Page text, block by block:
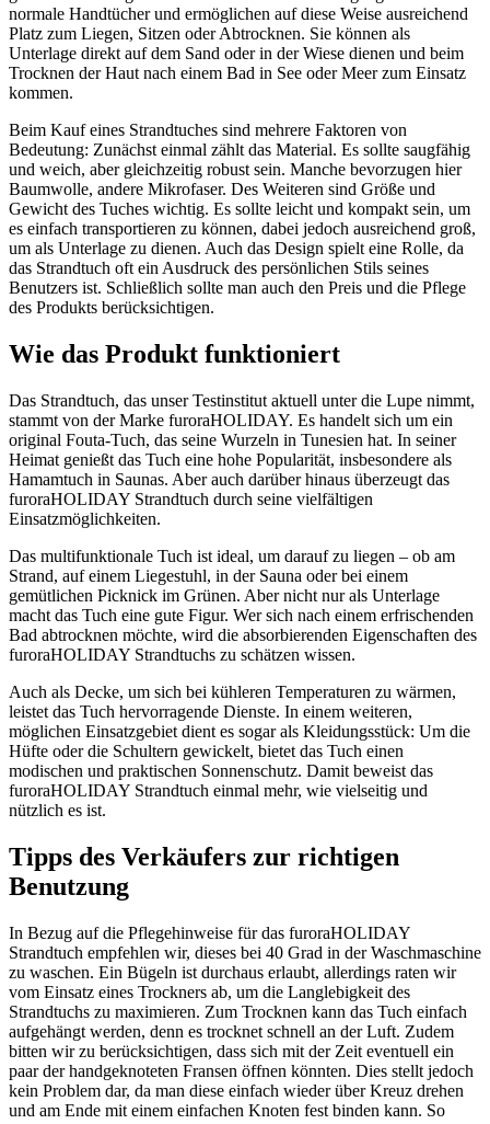
normale Handtücher und ermöglichen auf diese Weise ausreichend
Platz zum Liegen, Sitzen oder Abtrocknen. Sie können als
Unterlage direkt auf dem Sand oder in der Wiese dienen und beim
Trocknen der Haut nach einem Bad in See oder Meer zum Einsatz
kommen.
Beim Kauf eines Strandtuches sind mehrere Faktoren von
Bedeutung: Zunächst einmal zählt das Material. Es sollte saugfähig
und weich, aber gleichzeitig robust sein. Manche bevorzugen hier
Baumwolle, andere Mikrofaser. Des Weiteren sind Größe und
Gewicht des Tuches wichtig. Es sollte leicht und kompakt sein, um
es einfach transportieren zu können, dabei jedoch ausreichend groß,
um als Unterlage zu dienen. Auch das Design spielt eine Rolle, da
das Strandtuch oft ein Ausdruck des persönlichen Stils seines
Benutzers ist. Schließlich sollte man auch den Preis und die Pflege
des Produkts berücksichtigen.
Wie das Produkt funktioniert
Das Strandtuch, das unser Testinstitut aktuell unter die Lupe nimmt,
stammt von der Marke furoraHOLIDAY. Es handelt sich um ein
original Fouta-Tuch, das seine Wurzeln in Tunesien hat. In seiner
Heimat genießt das Tuch eine hohe Popularität, insbesondere als
Hamamtuch in Saunas. Aber auch darüber hinaus überzeugt das
furoraHOLIDAY Strandtuch durch seine vielfältigen
Einsatzmöglichkeiten.
Das multifunktionale Tuch ist ideal, um darauf zu liegen – ob am
Strand, auf einem Liegestuhl, in der Sauna oder bei einem
gemütlichen Picknick im Grünen. Aber nicht nur als Unterlage
macht das Tuch eine gute Figur. Wer sich nach einem erfrischenden
Bad abtrocknen möchte, wird die absorbierenden Eigenschaften des
furoraHOLIDAY Strandtuchs zu schätzen wissen.
Auch als Decke, um sich bei kühleren Temperaturen zu wärmen,
leistet das Tuch hervorragende Dienste. In einem weiteren,
möglichen Einsatzgebiet dient es sogar als Kleidungsstück: Um die
Hüfte oder die Schultern gewickelt, bietet das Tuch einen
modischen und praktischen Sonnenschutz. Damit beweist das
furoraHOLIDAY Strandtuch einmal mehr, wie vielseitig und
nützlich es ist.
Tipps des Verkäufers zur richtigen
Benutzung
In Bezug auf die Pflegehinweise für das furoraHOLIDAY
Strandtuch empfehlen wir, dieses bei 40 Grad in der Waschmaschine
zu waschen. Ein Bügeln ist durchaus erlaubt, allerdings raten wir
vom Einsatz eines Trockners ab, um die Langlebigkeit des
Strandtuchs zu maximieren. Zum Trocknen kann das Tuch einfach
aufgehängt werden, denn es trocknet schnell an der Luft. Zudem
bitten wir zu berücksichtigen, dass sich mit der Zeit eventuell ein
paar der handgeknoteten Fransen öffnen könnten. Dies stellt jedoch
kein Problem dar, da man diese einfach wieder über Kreuz drehen
und am Ende mit einem einfachen Knoten fest binden kann. So